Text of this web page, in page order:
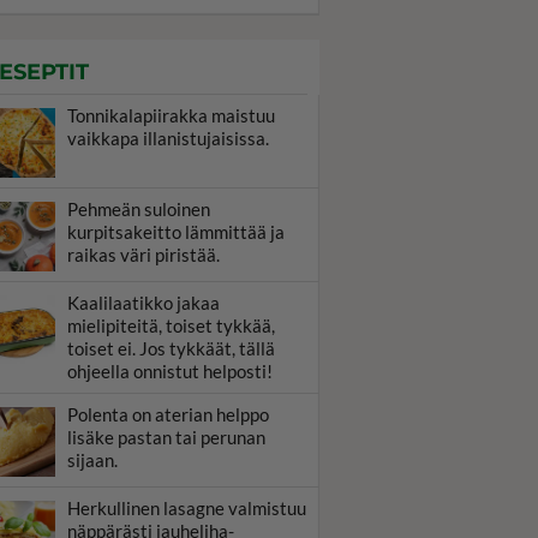
Tonnikalapiirakka maistuu
vaikkapa illanistujaisissa.
Pehmeän suloinen
kurpitsakeitto lämmittää ja
raikas väri piristää.
Kaalilaatikko jakaa
mielipiteitä, toiset tykkää,
toiset ei. Jos tykkäät, tällä
ohjeella onnistut helposti!
Polenta on aterian helppo
lisäke pastan tai perunan
sijaan.
Herkullinen lasagne valmistuu
näppärästi jauheliha-